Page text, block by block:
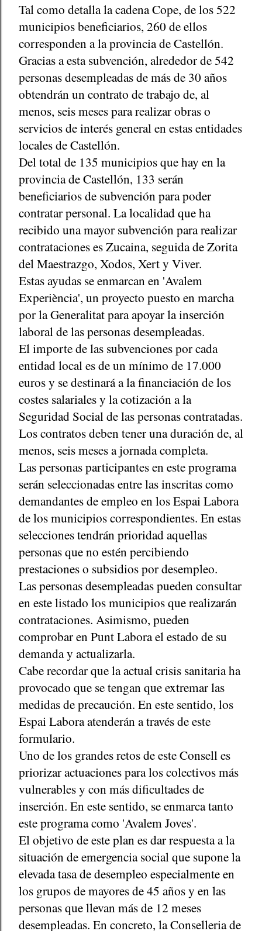
Tal como detalla la cadena Cope, de los 522
municipios beneficiarios, 260 de ellos
corresponden a la provincia de Castellón.
Gracias a esta subvención, alrededor de 542
personas desempleadas de más de 30 años
obtendrán un contrato de trabajo de, al
menos, seis meses para realizar obras o
servicios de interés general en estas entidades
locales de Castellón.
Del total de 135 municipios que hay en la
provincia de Castellón, 133 serán
beneficiarios de subvención para poder
contratar personal. La localidad que ha
recibido una mayor subvención para realizar
contrataciones es Zucaina, seguida de Zorita
del Maestrazgo, Xodos, Xert y Viver.
Estas ayudas se enmarcan en 'Avalem
Experiència', un proyecto puesto en marcha
por la Generalitat para apoyar la inserción
laboral de las personas desempleadas.
El importe de las subvenciones por cada
entidad local es de un mínimo de 17.000
euros y se destinará a la financiación de los
costes salariales y la cotización a la
Seguridad Social de las personas contratadas.
Los contratos deben tener una duración de, al
menos, seis meses a jornada completa.
Las personas participantes en este programa
serán seleccionadas entre las inscritas como
demandantes de empleo en los Espai Labora
de los municipios correspondientes. En estas
selecciones tendrán prioridad aquellas
personas que no estén percibiendo
prestaciones o subsidios por desempleo.
Las personas desempleadas pueden consultar
en este listado los municipios que realizarán
contrataciones. Asimismo, pueden
comprobar en Punt Labora el estado de su
demanda y actualizarla.
Cabe recordar que la actual crisis sanitaria ha
provocado que se tengan que extremar las
medidas de precaución. En este sentido, los
Espai Labora atenderán a través de este
formulario.
Uno de los grandes retos de este Consell es
priorizar actuaciones para los colectivos más
vulnerables y con más dificultades de
inserción. En este sentido, se enmarca tanto
este programa como 'Avalem Joves'.
El objetivo de este plan es dar respuesta a la
situación de emergencia social que supone la
elevada tasa de desempleo especialmente en
los grupos de mayores de 45 años y en las
personas que llevan más de 12 meses
desempleadas. En concreto, la Conselleria de